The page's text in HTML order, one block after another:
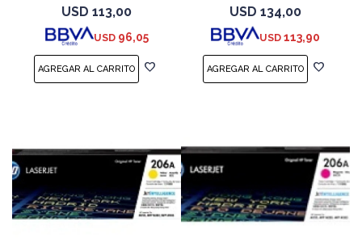
Neverstop Laser 1000a,
1000n, 1000w, MFP 1200a, MFP
1200n, MFP 1200nw, MFP 120
USD 113,00
USD 96,05
(W2110A) - para Color
LaserJet Pro M255, M283, MFP
M282, MFP M283
USD 134,00
USD 113,90